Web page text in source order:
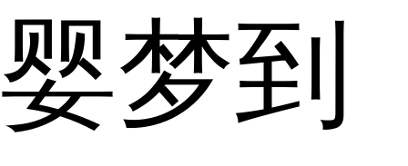
婴梦到